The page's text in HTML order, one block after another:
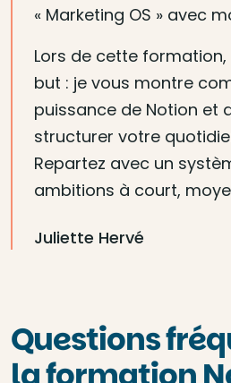
« Marketing OS » avec
Lors de cette
but : je vous montre
puissance de Notion et
structurer votre
Repartez avec un
ambitions à court,
Juliette Hervé
Questions